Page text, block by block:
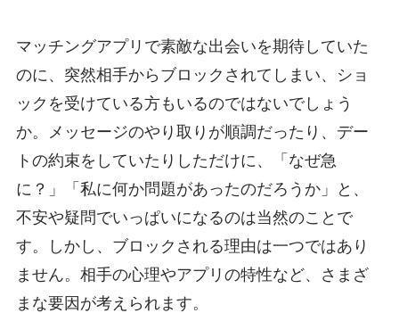
マッチングアプリで素敵な出会いを期待していた
のに、突然相手からブロックされてしまい、ショ
ックを受けている方もいるのではないでしょう
か。メッセージのやり取りが順調だったり、デー
トの約束をしていたりしただけに、「なぜ急
に？」「私に何か問題があったのだろうか」と、
不安や疑問でいっぱいになるのは当然のことで
す。しかし、ブロックされる理由は一つではあり
ません。相手の心理やアプリの特性など、さまざ
まな要因が考えられます。